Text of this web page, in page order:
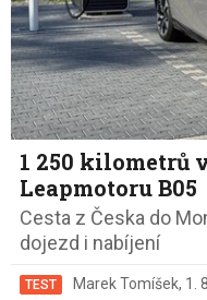
1 250 kilometrů
Leapmotoru B05
Cesta z Česka do
dojezd i nabíjení
TEST Marek Tomíšek, 1.